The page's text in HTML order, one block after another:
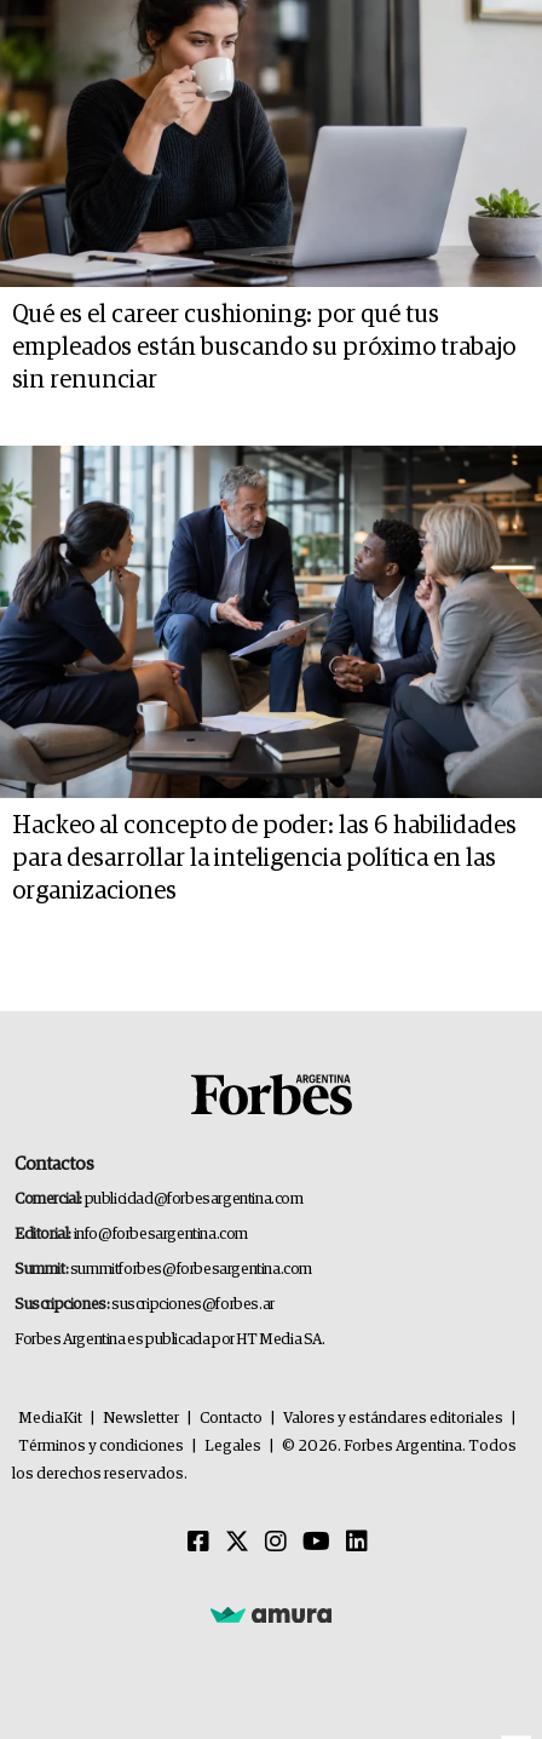
Qué es el career cushioning: por qué tus
empleados están buscando su próximo trabajo
sin renunciar
Hackeo al concepto de poder: las 6 habilidades
para desarrollar la inteligencia política en las
organizaciones
Contactos
Comercial:publicidad@forbesargentina.com
Editorial:info@forbesargentina.com
Summit:summitforbes@forbesargentina.com
Suscripciones:suscripciones@forbes.ar
Forbes Argentina es publicada por HT Media SA.
MediaKit Newsletter Contacto Valores y estándares editoriales
Términos y condiciones
Legales
© 2026. Forbes Argentina. Todos
los derechos reservados.